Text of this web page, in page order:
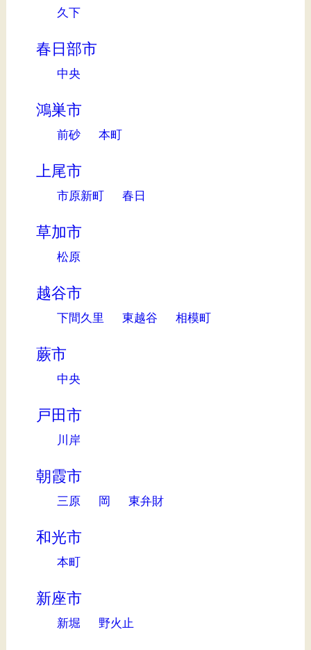
久下
春日部市
中央
鴻巣市
前砂 本町
上尾市
市原新町 春日
草加市
松原
越谷市
下間久里 東越谷 相模町
蕨市
中央
戸田市
川岸
朝霞市
三原 岡 東弁財
和光市
本町
新座市
新堀 野火止